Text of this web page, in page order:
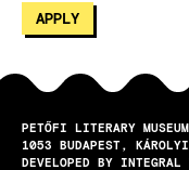
PETŐFI LITERARY MUSEUM
1053
BUDAPEST
DEVELOPED BY